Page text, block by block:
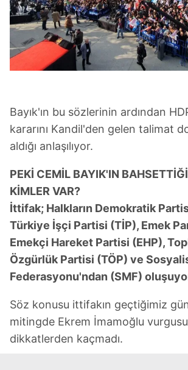
Bayık'ın bu sözlerinin ardından
kararını Kandil'den gelen talimat
aldığı anlaşılıyor.
PEKİ CEMİL BAYIK'IN
KİMLER VAR?
İttifak; Halkların Demokratik
Türkiye İşçi Partisi (TİP), Emek
Emekçi Hareket Partisi (EHP),
Özgürlük Partisi (TÖP) ve
Federasyonu'ndan (SMF)
Söz konusu ittifakın geçtiğimiz gün
mitingde Ekrem İmamoğlu vurgusu
dikkatlerden kaçmadı.